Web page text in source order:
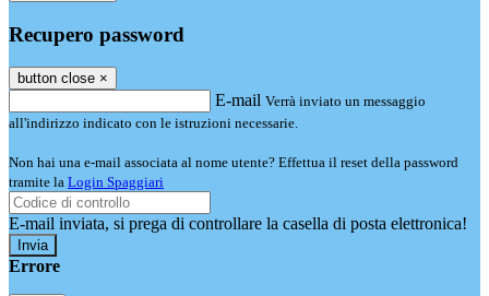
Recupero password
button close ×
E-mail Verrà inviato un messaggio
all'indirizzo indicato con le istruzioni necessarie.
Non hai una e-mail associata al nome utente? Effettua il reset della password
tramite la Login Spaggiari
E-mail inviata, si prega di controllare la casella di posta elettronica!
Errore